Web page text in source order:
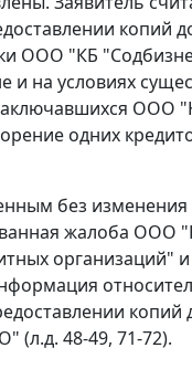
копий
ООО "КБ
на условиях
ООО
одних
без
жалоба ООО
организаций" и
копий
48-49, 71-72).